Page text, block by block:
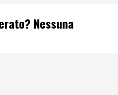
Nessuna